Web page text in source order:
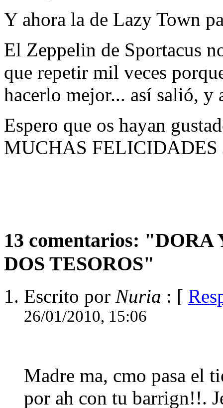
Y ahora la de Lazy Town
El Zeppelin de Sportacus
que repetir mil veces
hacerlo mejor... así salió, y
Espero que os hayan
MUCHAS
13 comentarios:
DOS TESOROS"
Escrito por Nuria : [
26/01/2010, 15:06
Madre ma, cmo pasa el
por ah con tu barrign!!.